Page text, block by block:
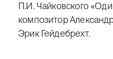
П.И. Чайковского
композитор
Эрик Гейдебрехт.